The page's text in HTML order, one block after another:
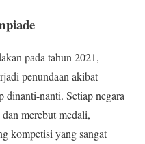
pada tahun 2021,
penundaan akibat
dinanti-nanti. Setiap negara
merebut medali,
kompetisi yang sangat